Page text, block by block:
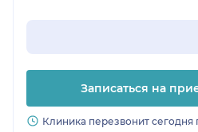
Записаться на
Клиника перезвонит сегодня